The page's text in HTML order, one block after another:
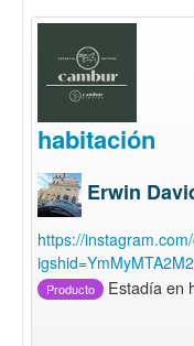
habitación
Erwin
https://
Producto Estadía en